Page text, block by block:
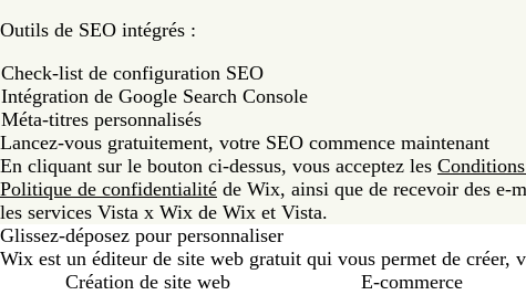
Outils de SEO intégrés :
Check-list de configuration SEO
Intégration de Google Search Console
Méta-titres personnalisés
Lancez-vous gratuitement, votre SEO commence maintenant
En cliquant sur le bouton ci-dessus, vous acceptez les
Politique de confidentialité de Wix, ainsi que de recevoir des e-
les services Vista x Wix de Wix et Vista.
Glissez-déposez pour personnaliser
Wix est un éditeur de site web gratuit qui vous permet de
Création de site web
E-commerce